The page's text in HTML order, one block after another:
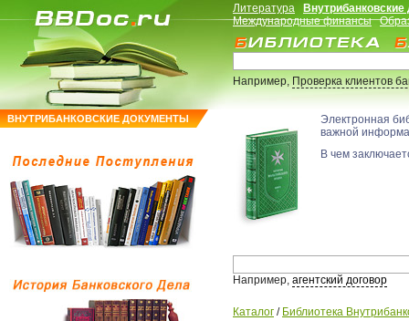
ВНУТРИБАНКОВСКИЕ ДОКУМЕНТЫ
Литература
Международные финансы
Например,Проверка клиентов
Электронная
важной
В чем
Например, агентский договор
Каталог / Библиотека